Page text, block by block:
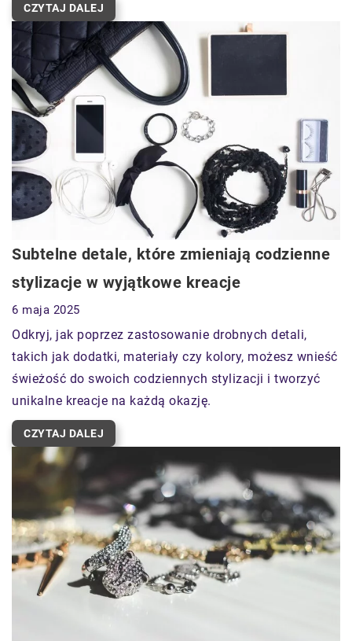
CZYTAJ DALEJ
Subtelne detale, które zmieniają codzienne
stylizacje w wyjątkowe kreacje
6 maja 2025
Odkryj, jak poprzez zastosowanie drobnych detali,
takich jak dodatki, materiały czy kolory, możesz wnieść
świeżość do swoich codziennych stylizacji i tworzyć
unikalne kreacje na każdą okazję.
CZYTAJ DALEJ